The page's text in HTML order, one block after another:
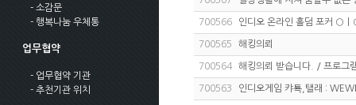
- 소감문
- 행복나눔 우체통
업무협약
- 업무협약 기관
- 추천기관 위치
700566 인디오 온라인 홀덤 포커 ○
700565 해킹의뢰
700564 해킹의뢰 받습니다. / 프로그
700563 인디오게임 캬툑,탤래 :